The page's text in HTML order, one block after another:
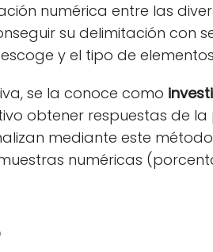
numérica entre las
su delimitación con
y el tipo de
se la conoce como
obtener respuestas de
mediante este
numéricas